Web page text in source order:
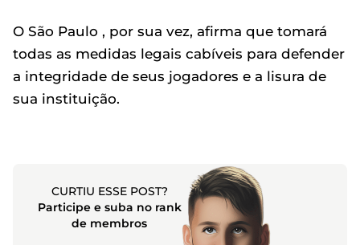
O São Paulo , por sua vez, afirma que tomará
todas as medidas legais cabíveis para defender
a integridade de seus jogadores e a lisura de
sua instituição.
CURTIU ESSE POST?
Participe e suba no rank
de membros